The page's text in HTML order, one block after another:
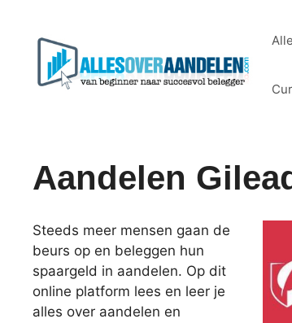
Aandelen
Steeds meer mensen gaan de
beurs op en beleggen hun
spaargeld in aandelen. Op dit
online platform lees en leer je
alles over aandelen en